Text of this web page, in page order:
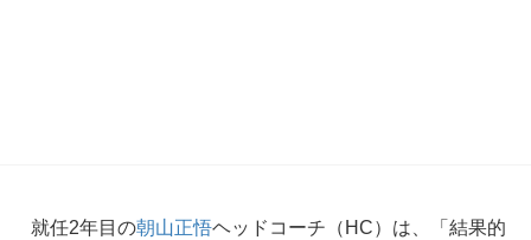
就任2年目の朝山正悟ヘッドコーチ（HC）は、「結果的